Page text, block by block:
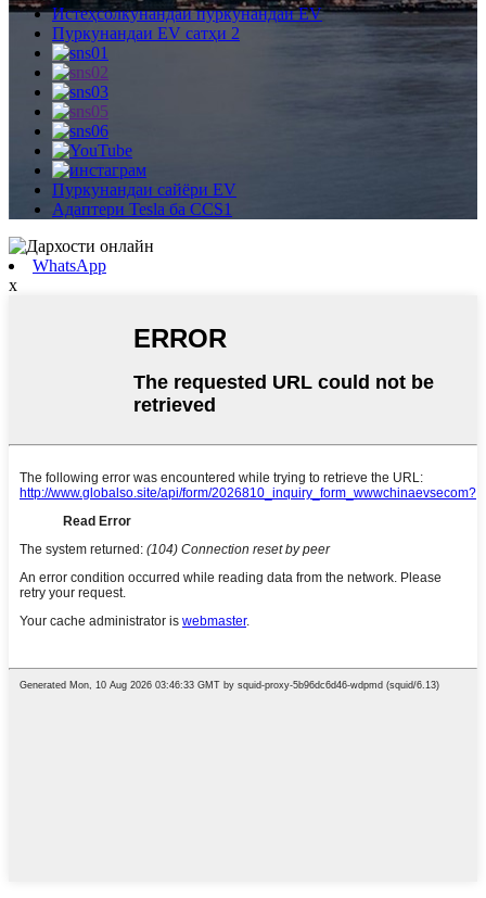
Истеҳсолкунандаи пуркунандаи EV
Пуркунандаи EV сатҳи 2
Пуркунандаи сайёри EV
Адаптери Tesla ба CCS1
WhatsApp
x